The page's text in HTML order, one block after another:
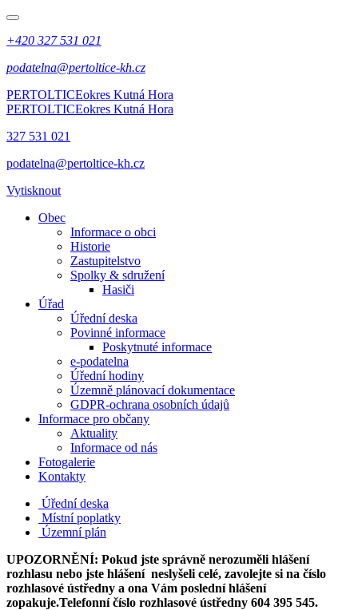
+420 327 531 021
podatelna@pertoltice-kh.cz
PERTOLTICEokres Kutná Hora
PERTOLTICEokres Kutná Hora
327 531 021
podatelna@pertoltice-kh.cz
Vytisknout
Obec
Informace o obci
Historie
Zastupitelstvo
Spolky & sdružení
Hasiči
Úřad
Úřední deska
Povinné informace
Poskytnuté informace
e-podatelna
Úřední hodiny
Územně plánovací dokumentace
GDPR-ochrana osobních údajů
Informace pro občany
Aktuality
Informace od nás
Fotogalerie
Kontakty
Úřední deska
Místní poplatky
Územní plán
UPOZORNĚNÍ: Pokud jste správně nerozuměli hlášení
rozhlasu nebo jste hlášení neslyšeli celé, zavolejte si na číslo
rozhlasové ústředny a ona Vám poslední hlášení
zopakuje.Telefonní číslo rozhlasové ústředny 604 395 545.